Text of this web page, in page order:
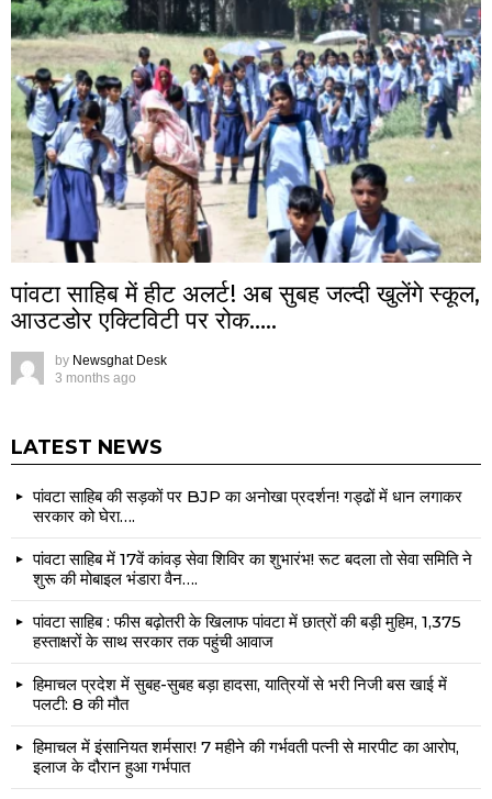
पांवटा साहिब में हीट अलर्ट! अब सुबह जल्दी खुलेंगे स्कूल,
आउटडोर एक्टिविटी पर रोक…..
by Newsghat Desk
3 months ago
LATEST NEWS
पांवटा साहिब की सड़कों पर BJP का अनोखा प्रदर्शन! गड्ढों में धान लगाकर
सरकार को घेरा….
पांवटा साहिब में 17वें कांवड़ सेवा शिविर का शुभारंभ! रूट बदला तो सेवा समिति ने
शुरू की मोबाइल भंडारा वैन….
पांवटा साहिब : फीस बढ़ोतरी के खिलाफ पांवटा में छात्रों की बड़ी मुहिम, 1,375
हस्ताक्षरों के साथ सरकार तक पहुंची आवाज
हिमाचल प्रदेश में सुबह-सुबह बड़ा हादसा, यात्रियों से भरी निजी बस खाई में
पलटी: 8 की मौत
हिमाचल में इंसानियत शर्मसार! 7 महीने की गर्भवती पत्नी से मारपीट का आरोप,
इलाज के दौरान हुआ गर्भपात